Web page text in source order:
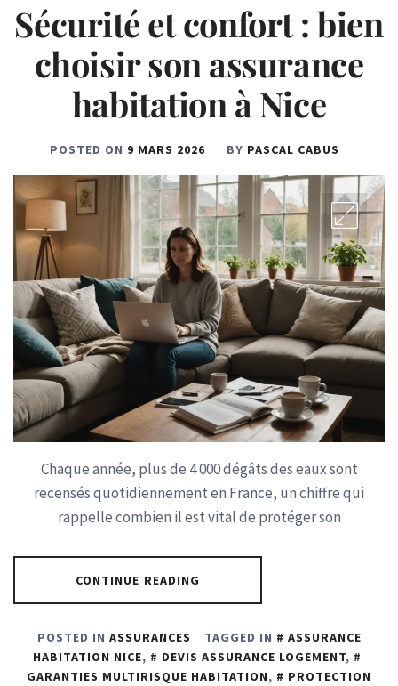
Sécurité et confort : bien
choisir son assurance
habitation à Nice
POSTED ON 9 MARS 2026 BY PASCAL CABUS
Chaque année, plus de 4 000 dégâts des eaux sont
recensés quotidiennement en France, un chiffre qui
rappelle combien il est vital de protéger son
CONTINUE READING
POSTED IN ASSURANCES TAGGED IN
ASSURANCE
HABITATION NICE, DEVIS ASSURANCE LOGEMENT,
GARANTIES MULTIRISQUE HABITATION,
PROTECTION